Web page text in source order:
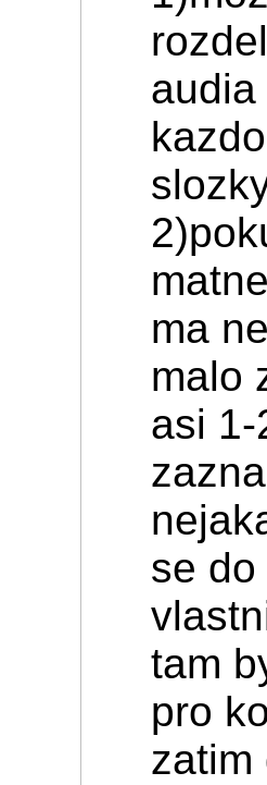
ma
malo
asi
se
tam
pro
zatim